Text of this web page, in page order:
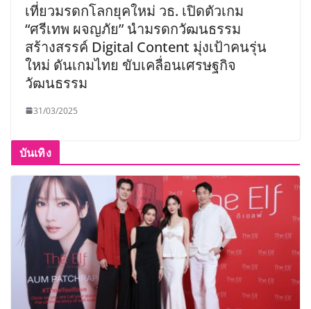
เที่ยวมรดกโลกยุคใหม่ วธ. เปิดตัวเกม
“ศรีเทพ ผจญภัย” นำมรดกวัฒนธรรม
สร้างสรรค์ Digital Content มุ่งเป้าคนรุ่น
ใหม่ ดันเกมไทย ขับเคลื่อนเศรษฐกิจ
วัฒนธรรม
31/03/2025
บันเทิง